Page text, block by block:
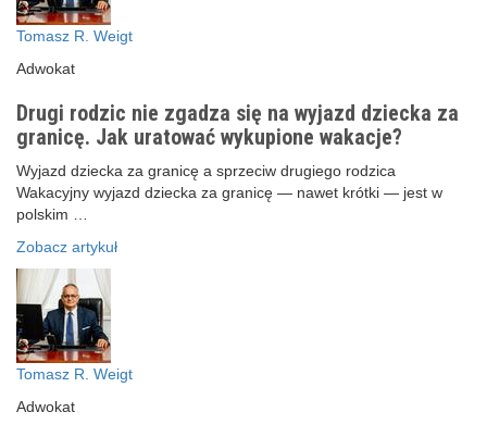
Tomasz R. Weigt
Adwokat
Drugi rodzic nie zgadza się na wyjazd dziecka za
granicę. Jak uratować wykupione wakacje?
Wyjazd dziecka za granicę a sprzeciw drugiego rodzica
Wakacyjny wyjazd dziecka za granicę — nawet krótki — jest w
polskim …
Zobacz artykuł
Tomasz R. Weigt
Adwokat